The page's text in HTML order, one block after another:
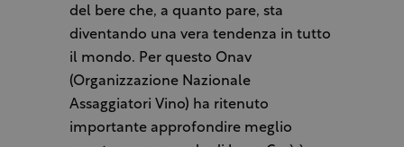
del bere che, a quanto pare, sta
diventando una vera tendenza in tutto
il mondo. Per questo Onav
(Organizzazione Nazionale
Assaggiatori Vino) ha ritenuto
importante approfondire meglio